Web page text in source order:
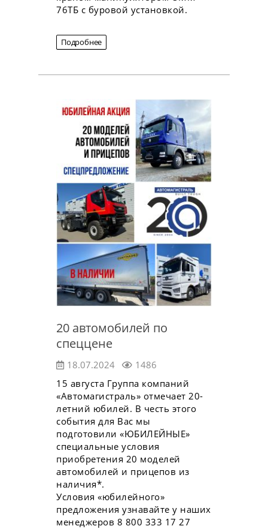
76ТБ с буровой установкой.
Подробнее
20 автомобилей по
спеццене
18.07.2024
1486
15 августа Группа компаний
«Автомагистраль» отмечает 20-
летний юбилей. В честь этого
события для Вас мы
подготовили «ЮБИЛЕЙНЫЕ»
специальные условия
приобретения 20 моделей
автомобилей и прицепов из
наличия*.
Условия «юбилейного»
предложения узнавайте у наших
менеджеров 8 800 333 17 27